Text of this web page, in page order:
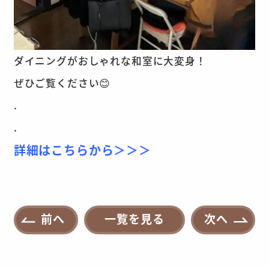
ダイニングがおしゃれな和室に大変身！
ぜひご覧ください😊
.
.
詳細はこちらから＞＞＞
前へ 一覧を見る 次へ